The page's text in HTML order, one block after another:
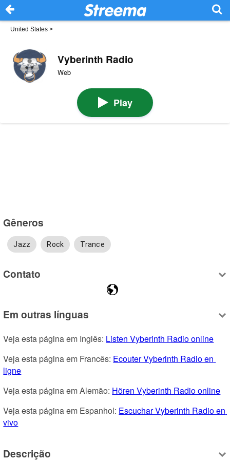
United States >
Vyberinth Radio
Web
Play
Gêneros
Jazz Rock Trance
Contato
Em outras línguas
Veja esta página em Inglês: Listen Vyberinth Radio online
Veja esta página em Francês: Ecouter Vyberinth Radio en
ligne
Veja esta página em Alemão: Hören Vyberinth Radio online
Veja esta página em Espanhol: Escuchar Vyberinth Radio en
vivo
Descrição